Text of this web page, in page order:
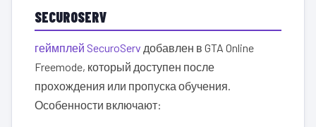
SECUROSERV
геймплей SecuroServ добавлен в GTA Online
Freemode, который доступен после
прохождения или пропуска обучения.
Особенности включают: